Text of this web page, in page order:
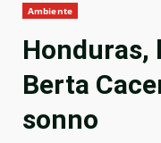
Ambiente
Honduras,
Berta
sonno